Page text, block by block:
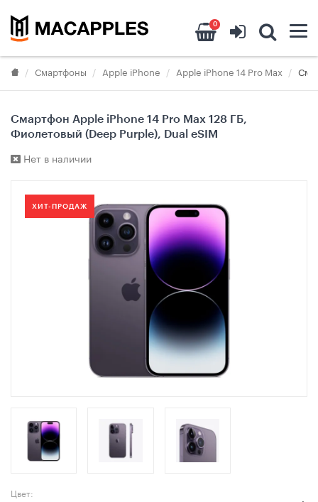
0
Смартфоны Apple iPhone Apple iPhone 14 Pro Max
Смартфон Apple iPhone 14 Pro Max 128 ГБ,
Фиолетовый (Deep Purple), Dual eSIM
Нет в наличии
ХИТ-ПРОДАЖ
Цвет: